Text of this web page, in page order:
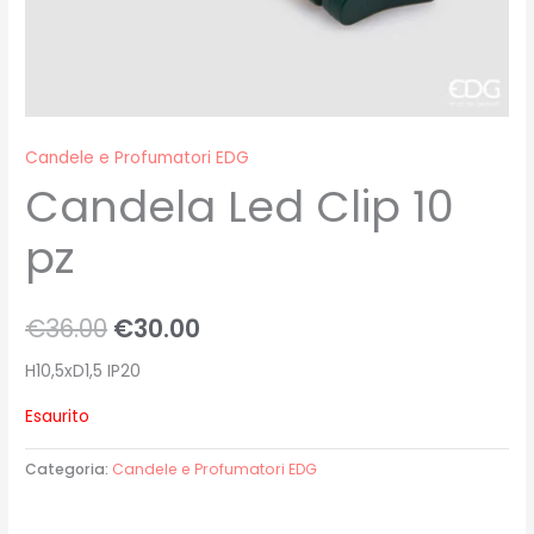
Candele e Profumatori EDG
Candela Led Clip 10
pz
€36.00 €30.00
H10,5xD1,5 IP20
Esaurito
Categoria: Candele e Profumatori EDG